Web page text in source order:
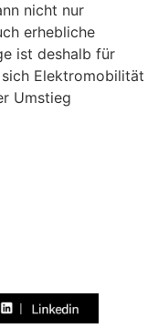
nicht nur
erhebliche
ist deshalb für
Elektromobilität
Umstieg